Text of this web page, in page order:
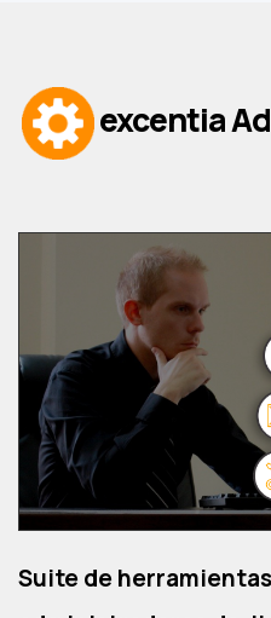
excentia
Suite de